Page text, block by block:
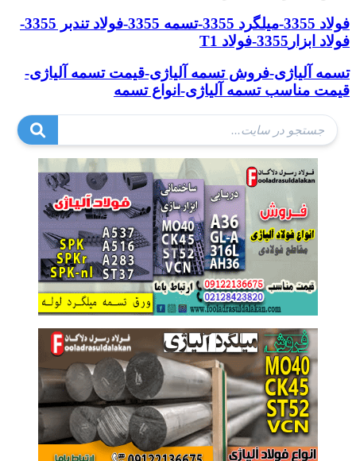
فولاد 3355-میلگرد 3355-تسمه 3355-فولاد تندبر 3355-
فولاد ابزار3355-فولاد T1
تسمه آلیاژی-فروش تسمه آلیاژی-قیمت تسمه آلیاژی-
قیمت مناسب تسمه آلیاژی-انواع تسمه